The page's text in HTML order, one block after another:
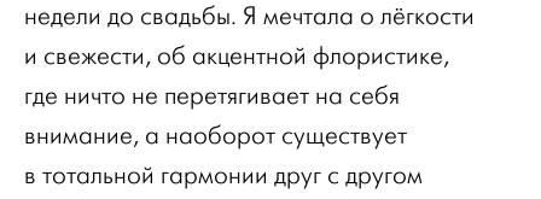
недели до свадьбы. Я мечтала о лёгкости
и свежести, об акцентной флористике,
где ничто не перетягивает на себя
внимание, а наоборот существует
в тотальной гармонии друг с другом